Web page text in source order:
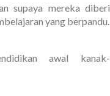
supaya mereka diberi
yang berpandu.
awal kanak-